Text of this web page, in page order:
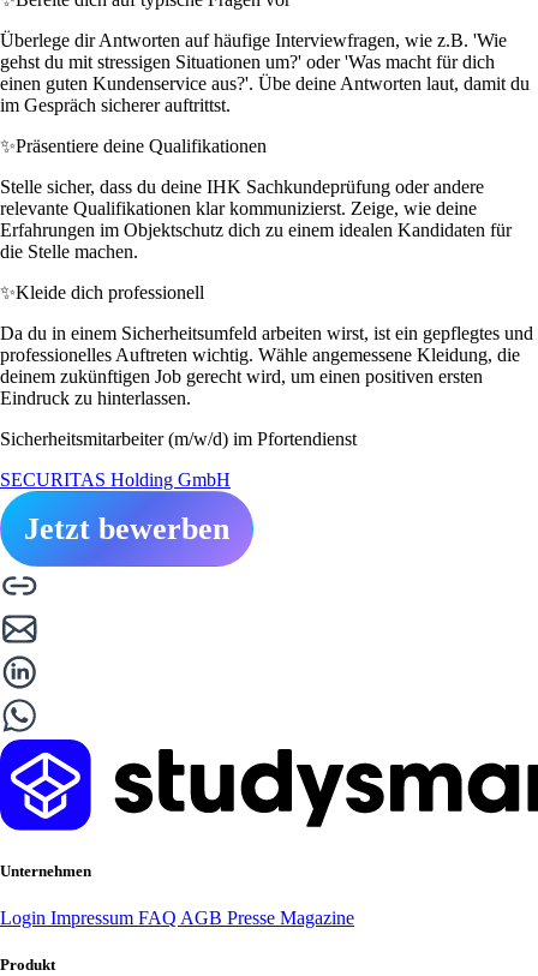
Überlege dir Antworten auf häufige Interviewfragen, wie z.B. 'Wie
gehst du mit stressigen Situationen um?' oder 'Was macht für dich
einen guten Kundenservice aus?'. Übe deine Antworten laut, damit du
im Gespräch sicherer auftrittst.
✨Präsentiere deine Qualifikationen
Stelle sicher, dass du deine IHK Sachkundeprüfung oder andere
relevante Qualifikationen klar kommunizierst. Zeige, wie deine
Erfahrungen im Objektschutz dich zu einem idealen Kandidaten für
die Stelle machen.
✨Kleide dich professionell
Da du in einem Sicherheitsumfeld arbeiten wirst, ist ein gepflegtes und
professionelles Auftreten wichtig. Wähle angemessene Kleidung, die
deinem zukünftigen Job gerecht wird, um einen positiven ersten
Eindruck zu hinterlassen.
Sicherheitsmitarbeiter (m/w/d) im Pfortendienst
SECURITAS Holding GmbH
Jetzt bewerben
Unternehmen
Login Impressum FAQ AGB Presse Magazine
Produkt